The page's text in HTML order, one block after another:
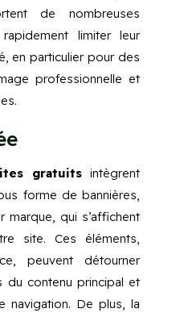
de nombreuses
limiter leur
en particulier pour des
professionnelle et
gratuitsintègrent
forme de bannières,
qui s’affichent
site. Ces éléments,
peuvent détourner
du contenu principal et
navigation. De plus, la